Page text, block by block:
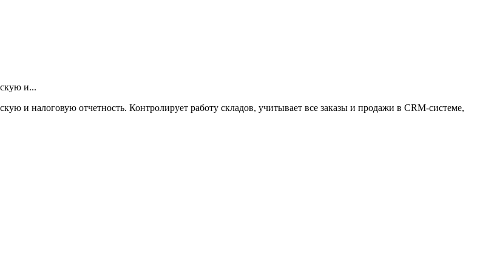
и...
и налоговую отчетность. Контролирует работу складов, учитывает все заказы и продажи в CRM-системе,